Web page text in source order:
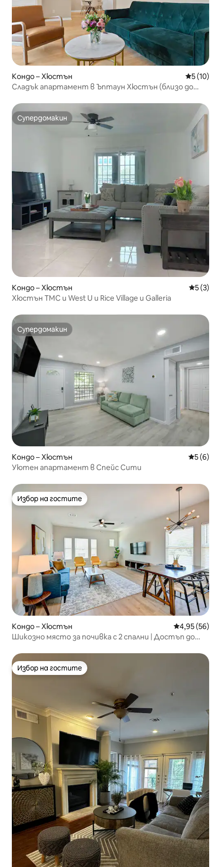
Кондо – Хюстън Средна
5 (10)
Сладък апартамент в Ъптаун Хюстън (близо до
Супердомакин
Супердомакин
Кондо – Хюстън Средна
5 (3)
Хюстън TMC и West U и Rice Village и Galleria
Супердомакин
Супердомакин
Кондо – Хюстън Средна
5 (6)
Уютен апартамент в Спейс Сити
Избор на гостите
Избор на гостите
Кондо – Хюстън Средна
4,95 (56)
Шикозно място за почивка с 2 спални | Достъп до
Избор на гостите
Избор на гостите